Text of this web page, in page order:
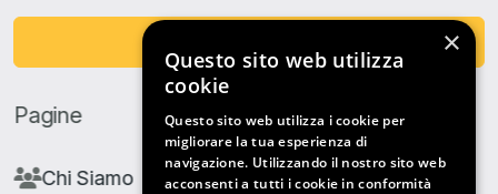
Pagine
Chi Siamo
×
Questo sito web utilizza
cookie
Questo sito web utilizza i cookie per
migliorare la tua esperienza di
navigazione. Utilizzando il nostro sito web
acconsenti a tutti i cookie in conformità